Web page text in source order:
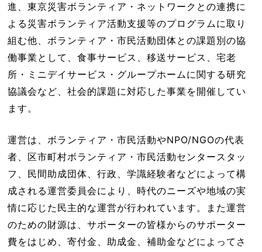
進、東京災害ボランティア・ネットワークとの連携に
よる災害ボランティア活動支援等のプログラムに取り
組む他、ボランティア・市民活動団体との課題別の協
働事業として、食事サービス、移送サービス、宅老
所・ミニデイサービス・グループホームに関する研究
協議会など、社会的課題に対応した事業を開催してい
ます。
運営は、ボランティア・市民活動やNPO/NGOの代表
者、区市町村ボランティア・市民活動センタースタッ
フ、民間助成団体、行政、学識経験者などによって構
成される運営委員会により、時代のニーズや地域の実
情に応じた民主的な運営が行われています。また運営
のための財源は、サポーターの皆様からのサポーター
費をはじめ、寄付金、助成金、補助金などによってさ